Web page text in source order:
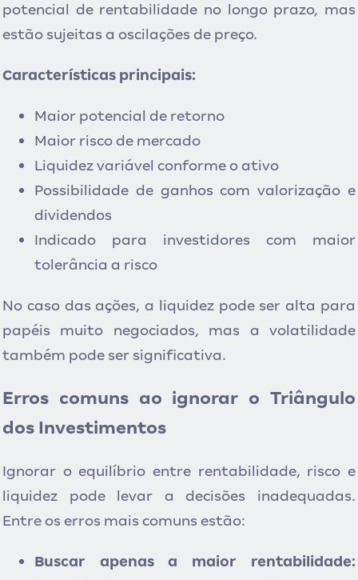
potencial de rentabilidade no longo prazo, mas
estão sujeitas a oscilações de preço.
Características principais:
Maior potencial de retorno
Maior risco de mercado
Liquidez variável conforme o ativo
Possibilidade de ganhos com valorização e
dividendos
Indicado para investidores com maior
tolerância a risco
No caso das ações, a liquidez pode ser alta para
papéis muito negociados, mas a volatilidade
também pode ser significativa.
Erros comuns ao ignorar o Triângulo
dos Investimentos
Ignorar o equilíbrio entre rentabilidade, risco e
liquidez pode levar a decisões inadequadas.
Entre os erros mais comuns estão:
Buscar apenas a maior rentabilidade: